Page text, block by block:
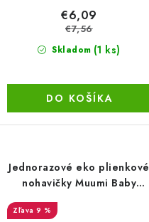
Skladom (1 ks)
€6,09
€7,56
DO KOŠÍKA
Jednorazové eko plienkové
nohavičky Muumi Baby
nohavičky 40 ks
9 %